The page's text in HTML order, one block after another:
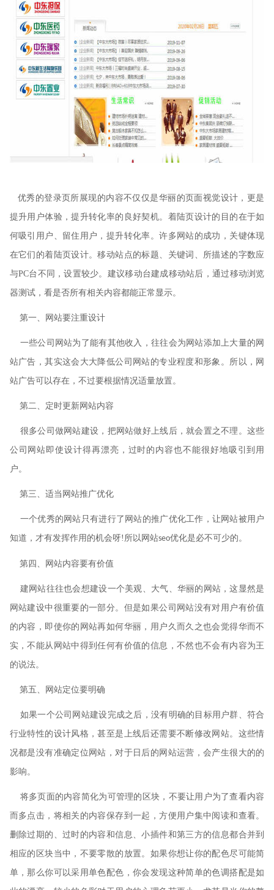
优秀的登录页所展现的内容不仅仅是华丽的页面视觉设计，更是
提升用户体验，提升转化率的良好契机。着陆页设计的目的在于如
何吸引用户、留住用户，提升转化率。许多网站的成功，关键体现
在它们的着陆页设计。移动站点的标题、关键词、所描述的字数应
与PC台不同，设置较少。建议移动台建成移动站后，通过移动浏览
器测试，看是否所有相关内容都能正常显示。
第一、网站要注重设计
一些公司网站为了能有其他收入，往往会为网站添加上大量的网
站广告，其实这会大大降低公司网站的专业程度和形象。所以，网
站广告可以存在，不过要根据情况适量放置。
第二、定时更新网站内容
很多公司做网站建设，把网站做好上线后，就会置之不理。这些
公司网站即使设计得再漂亮，过时的内容也不能很好地吸引到用
户。
第三、适当网站推广优化
一个优秀的网站只有进行了网站的推广优化工作，让网站被用户
知道，才有发挥作用的机会呀! 所以网站seo优化是必不可少的。
第四、网站内容要有价值
建网站往往也会想建设一个美观、大气、华丽的网站，这显然是
网站建设中很重要的一部分。但是如果公司网站没有对用户有价值
的内容，即使你的网站再如何华丽，用户久而久之也会觉得华而不
实，不能从网站中得到任何有价值的信息，不然也不会有内容为王
的说法。
第五、网站定位要明确
如果一个公司网站建设完成之后，没有明确的目标用户群、符合
行业特性的设计风格，甚至是上线后还需要不断修改网站。这些情
况都是没有准确定位网站，对于日后的网站运营，会产生很大的的
影响。
将多页面的内容简化为可管理的区块，不要让用户为了查看内容
而多点击，将相关的内容保存到一起，方便用户集中阅读和查看。
删除过期的、过时的内容和信息、小插件和第三方的信息都合并到
相应的区块当中，不要零散的放置。如果你想让你的配色尽可能简
单，那么你可以采用单色配色，你会发现这种简单的色调搭配是如